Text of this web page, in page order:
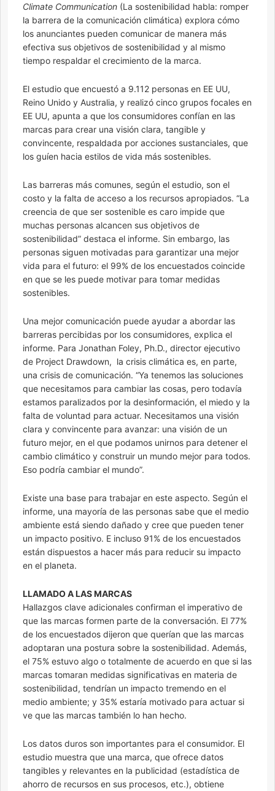
Climate Communication (La sostenibilidad habla: romper
la barrera de la comunicación climática) explora cómo
los anunciantes pueden comunicar de manera más
efectiva sus objetivos de sostenibilidad y al mismo
tiempo respaldar el crecimiento de la marca.
El estudio que encuestó a 9.112 personas en EE UU,
Reino Unido y Australia, y realizó cinco grupos focales en
EE UU, apunta a que los consumidores confían en las
marcas para crear una visión clara, tangible y
convincente, respaldada por acciones sustanciales, que
los guíen hacia estilos de vida más sostenibles.
Las barreras más comunes, según el estudio, son el
costo y la falta de acceso a los recursos apropiados. “La
creencia de que ser sostenible es caro impide que
muchas personas alcancen sus objetivos de
sostenibilidad” destaca el informe. Sin embargo, las
personas siguen motivadas para garantizar una mejor
vida para el futuro: el 99% de los encuestados coincide
en que se les puede motivar para tomar medidas
sostenibles.
Una mejor comunicación puede ayudar a abordar las
barreras percibidas por los consumidores, explica el
informe. Para Jonathan Foley, Ph.D., director ejecutivo
de Project Drawdown, la crisis climática es, en parte,
una crisis de comunicación. “Ya tenemos las soluciones
que necesitamos para cambiar las cosas, pero todavía
estamos paralizados por la desinformación, el miedo y la
falta de voluntad para actuar. Necesitamos una visión
clara y convincente para avanzar: una visión de un
futuro mejor, en el que podamos unirnos para detener el
cambio climático y construir un mundo mejor para todos.
Eso podría cambiar el mundo”.
Existe una base para trabajar en este aspecto. Según el
informe, una mayoría de las personas sabe que el medio
ambiente está siendo dañado y cree que pueden tener
un impacto positivo. E incluso 91% de los encuestados
están dispuestos a hacer más para reducir su impacto
en el planeta.
LLAMADO A LAS MARCAS
Hallazgos clave adicionales confirman el imperativo de
que las marcas formen parte de la conversación. El 77%
de los encuestados dijeron que querían que las marcas
adoptaran una postura sobre la sostenibilidad. Además,
el 75% estuvo algo o totalmente de acuerdo en que si las
marcas tomaran medidas significativas en materia de
sostenibilidad, tendrían un impacto tremendo en el
medio ambiente; y 35% estaría motivado para actuar si
ve que las marcas también lo han hecho.
Los datos duros son importantes para el consumidor. El
estudio muestra que una marca, que ofrece datos
tangibles y relevantes en la publicidad (estadística de
ahorro de recursos en sus procesos, etc.), obtiene